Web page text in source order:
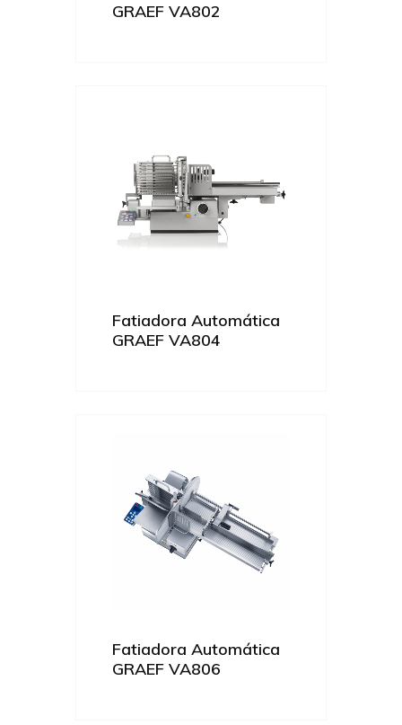
GRAEF VA802
Fatiadora Automática
GRAEF VA804
Fatiadora Automática
GRAEF VA806